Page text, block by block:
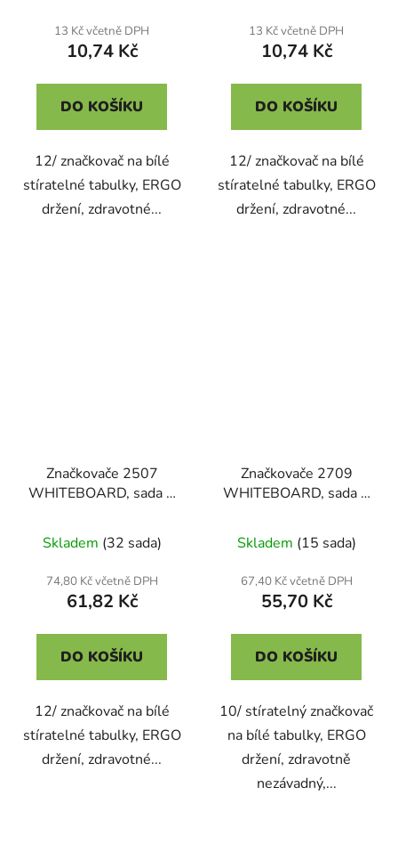
13 Kč včetně DPH
10,74 Kč
DO KOŠÍKU
12/ značkovač na bílé
stíratelné tabulky, ERGO
držení, zdravotné...
13 Kč včetně DPH
10,74 Kč
DO KOŠÍKU
12/ značkovač na bílé
stíratelné tabulky, ERGO
držení, zdravotné...
Značkovače 2507
WHITEBOARD, sada 6
Skladem (32 sada)
74,80 Kč včetně DPH
61,82 Kč
DO KOŠÍKU
12/ značkovač na bílé
stíratelné tabulky, ERGO
držení, zdravotné...
Značkovače 2709
WHITEBOARD, sada 4
Skladem (15 sada)
67,40 Kč včetně DPH
55,70 Kč
DO KOŠÍKU
10/ stíratelný značkovač
na bílé tabulky, ERGO
držení, zdravotně
nezávadný,...